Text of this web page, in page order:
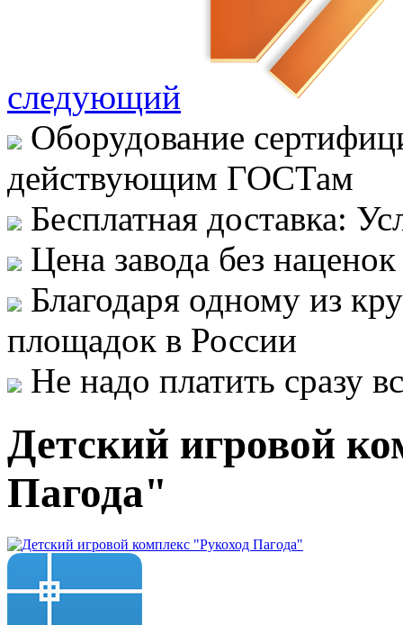
следующий
Оборудование
действующим ГОСТам
Бесплатная доставка:
Цена завода без
Благодаря одному из
площадок в России
Не надо платить сразу
Детский игровой
Пагода"